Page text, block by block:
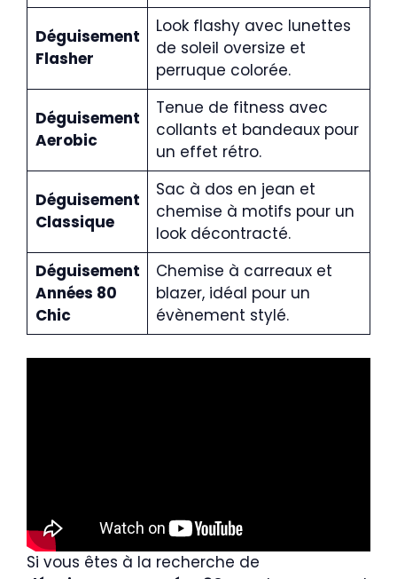
Déguisement
Flasher
Look flashy avec lunettes
de soleil oversize et
perruque colorée.
Déguisement
Aerobic
Tenue de fitness avec
collants et bandeaux pour
un effet rétro.
Déguisement
Classique
Sac à dos en jean et
chemise à motifs pour un
look décontracté.
Déguisement
Années 80
Chic
Chemise à carreaux et
blazer, idéal pour un
évènement stylé.
Si vous êtes à la recherche de